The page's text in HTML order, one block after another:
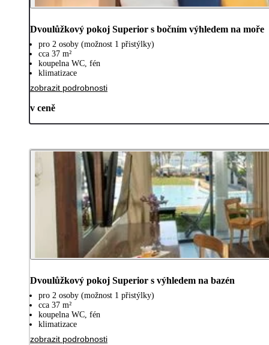
Dvoulůžkový pokoj Superior s bočním výhledem na moře
pro 2 osoby (možnost 1 přistýlky)
cca 37 m²
koupelna WC, fén
klimatizace
zobrazit podrobnosti
v ceně
Dvoulůžkový pokoj Superior s výhledem na bazén
pro 2 osoby (možnost 1 přistýlky)
cca 37 m²
koupelna WC, fén
klimatizace
zobrazit podrobnosti